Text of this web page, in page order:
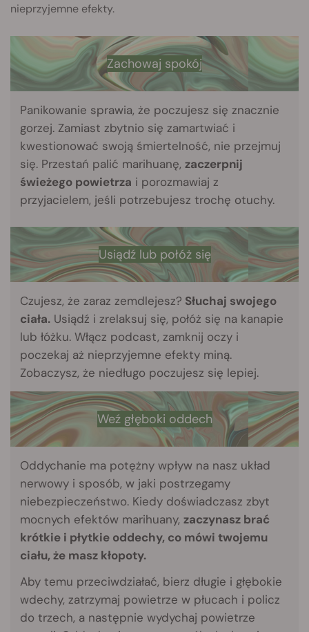
nieprzyjemne efekty.
Zachowaj spokój
Panikowanie sprawia, że poczujesz się znacznie
gorzej. Zamiast zbytnio się zamartwiać i
kwestionować swoją śmiertelność, nie przejmuj
się. Przestań palić marihuanę, zaczerpnij
świeżego powietrza i porozmawiaj z
przyjacielem, jeśli potrzebujesz trochę otuchy.
Usiądź lub połóż się
Czujesz, że zaraz zemdlejesz? Słuchaj swojego
ciała. Usiądź i zrelaksuj się, połóż się na kanapie
lub łóżku. Włącz podcast, zamknij oczy i
poczekaj aż nieprzyjemne efekty miną.
Zobaczysz, że niedługo poczujesz się lepiej.
Weź głęboki oddech
Oddychanie ma potężny wpływ na nasz układ
nerwowy i sposób, w jaki postrzegamy
niebezpieczeństwo. Kiedy doświadczasz zbyt
mocnych efektów marihuany, zaczynasz brać
krótkie i płytkie oddechy, co mówi twojemu
ciału, że masz kłopoty.
Aby temu przeciwdziałać, bierz długie i głębokie
wdechy, zatrzymaj powietrze w płucach i policz
do trzech, a następnie wydychaj powietrze